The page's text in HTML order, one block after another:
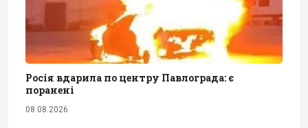
Росія вдарила по центру Павлограда: є
поранені
08.08.2026